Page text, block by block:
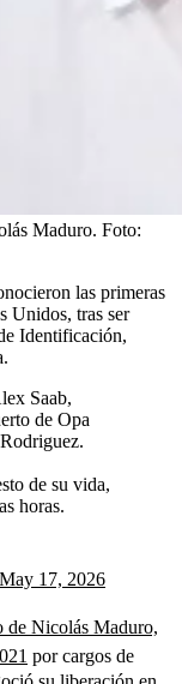
Maduro. Foto:
las primeras
Unidos, tras ser
Identificación,
Saab,
de Opa
de su vida,
horas.
May 17, 2026
de Nicolás Maduro,
por cargos de